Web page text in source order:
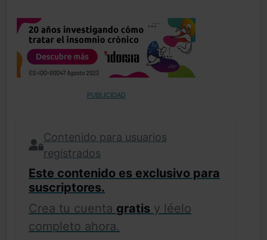
PUBLICIDAD
Contenido para usuarios
registrados
Este contenido es exclusivo para
suscriptores.
Crea tu cuenta gratis y léelo
completo ahora.